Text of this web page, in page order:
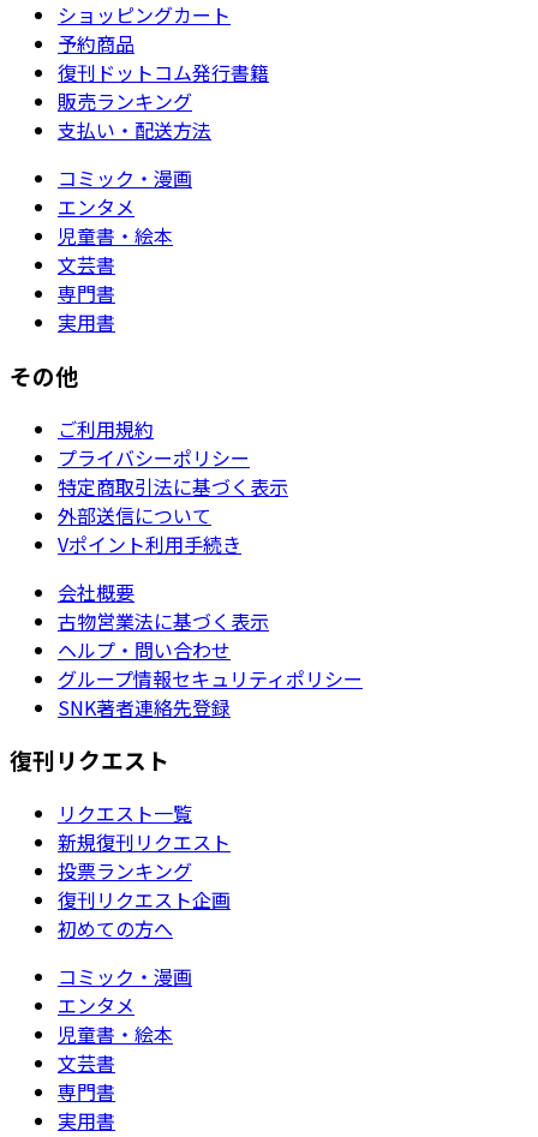
ショッピングカート
予約商品
復刊ドットコム発行書籍
販売ランキング
支払い・配送方法
コミック・漫画
エンタメ
児童書・絵本
文芸書
専門書
実用書
その他
ご利用規約
プライバシーポリシー
特定商取引法に基づく表示
外部送信について
Vポイント利用手続き
会社概要
古物営業法に基づく表示
ヘルプ・問い合わせ
グループ情報セキュリティポリシー
SNK著者連絡先登録
復刊リクエスト
リクエスト一覧
新規復刊リクエスト
投票ランキング
復刊リクエスト企画
初めての方へ
コミック・漫画
エンタメ
児童書・絵本
文芸書
専門書
実用書